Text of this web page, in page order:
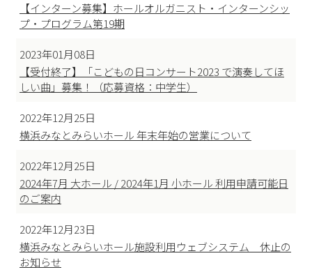
【インターン募集】ホールオルガニスト・インターンシッ
プ・プログラム第19期
2023年01月08日
【受付終了】「こどもの日コンサート2023 で演奏してほ
しい曲」募集！（応募資格：中学生）
2022年12月25日
横浜みなとみらいホール 年末年始の営業について
2022年12月25日
2024年7月 大ホール / 2024年1月 小ホール 利用申請可能日
のご案内
2022年12月23日
横浜みなとみらいホール施設利用ウェブシステム 休止の
お知らせ